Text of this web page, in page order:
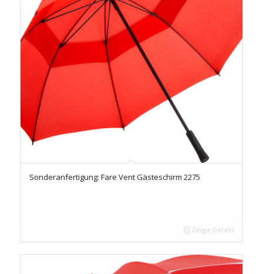
Sonderanfertigung: Fare Vent Gästeschirm 2275
Zeige Details